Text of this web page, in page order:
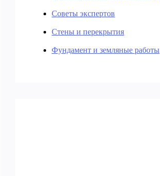
Советы экспертов
Стены и перекрытия
Фундамент и земляные работы